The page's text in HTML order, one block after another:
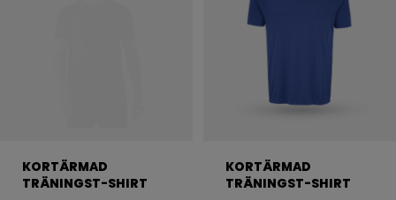
KORTÄRMAD
TRÄNINGST-SHIRT
KORTÄRMAD
TRÄNINGST-SHIRT